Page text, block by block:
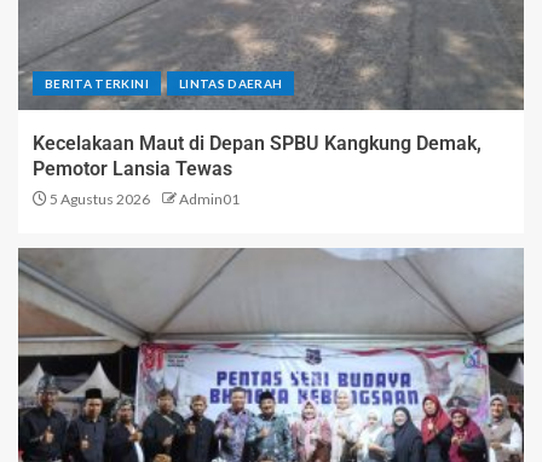
BERITA TERKINI LINTAS DAERAH
Kecelakaan Maut di Depan SPBU Kangkung Demak,
Pemotor Lansia Tewas
5 Agustus 2026 Admin01